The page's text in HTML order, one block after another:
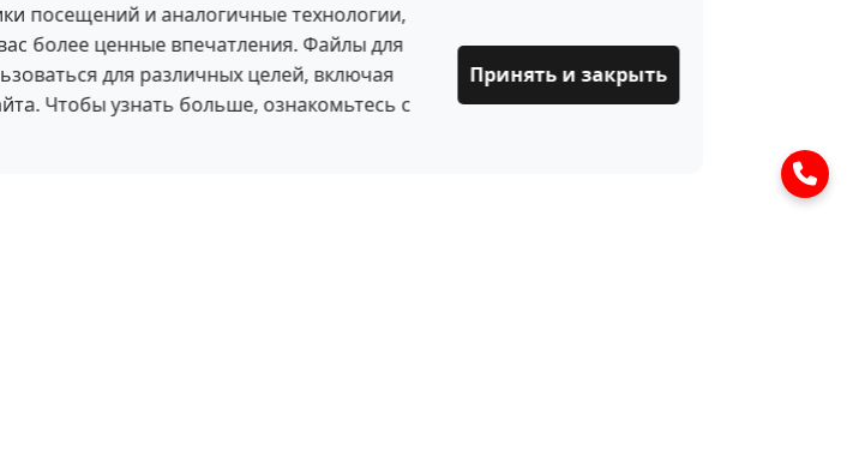
посещений и аналогичные технологии,
более ценные впечатления. Файлы для
для различных целей, включая
Чтобы узнать больше, ознакомьтесь с
Принять и закрыть